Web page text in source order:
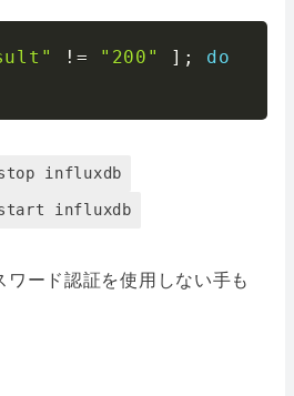
!= "200" ] ;
do
influxdb
influxdb
ード認証を使用しない手も